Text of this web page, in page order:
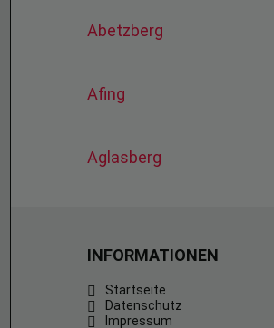
Abetzberg
Afing
Aglasberg
INFORMATIONEN
Startseite
Datenschutz
Impressum